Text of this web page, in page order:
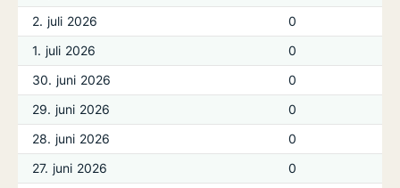
2. juli 2026
0
1. juli 2026
0
30. juni 2026
0
29. juni 2026
0
28. juni 2026
0
27. juni 2026
0